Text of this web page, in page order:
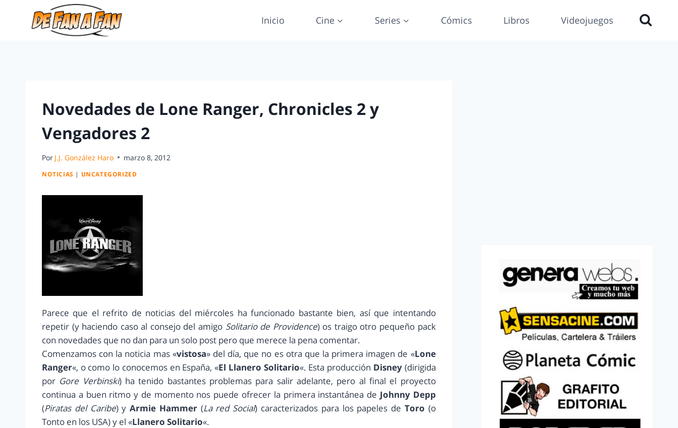
Inicio Cine Series Cómics Libros Videojuegos
Novedades de Lone Ranger, Chronicles 2 y
Vengadores 2
Por J.J. González Haro marzo 8, 2012
NOTICIAS | UNCATEGORIZED
Parece que el refrito de noticias del miércoles ha funcionado bastante bien, así que intentando
repetir (y haciendo caso al consejo del amigo Solitario de Providence) os traigo otro pequeño pack
con novedades que no dan para un solo post pero que merece la pena comentar.
Comenzamos con la noticia mas «vistosa» del día, que no es otra que la primera imagen de «Lone
Ranger«, o como lo conocemos en España, «El Llanero Solitario«. Esta producción Disney(dirigida
por Gore Verbinski) ha tenido bastantes problemas para salir adelante, pero al final el proyecto
continua a buen ritmo y de momento nos puede ofrecer la primera instantánea de Johnny Depp
(Piratas del Caribe) yArmie Hammer(La red Social) caracterizados para los papeles de Toro (o
Tonto en los USA) y el «Llanero Solitario«.